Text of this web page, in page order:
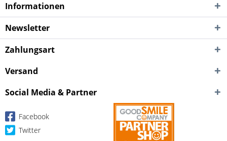
Informationen
Newsletter
Zahlungsart
Versand
Social Media & Partner
Facebook
Twitter